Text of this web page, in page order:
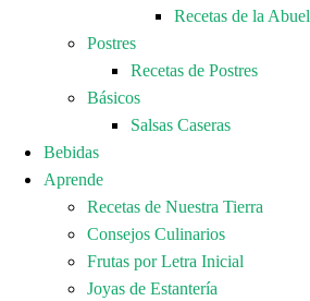
Recetas de la
Postres
Recetas de Postres
Básicos
Salsas Caseras
Bebidas
Aprende
Recetas de Nuestra Tierra
Consejos Culinarios
Frutas por Letra Inicial
Joyas de Estantería